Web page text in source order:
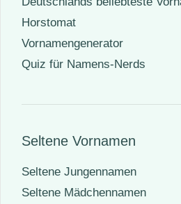
Horstomat
Vornamengenerator
Quiz für Namens-Nerds
Seltene Vornamen
Seltene Jungennamen
Seltene Mädchennamen